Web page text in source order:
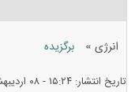
انرژی » برگزیده
تاریخ انتشار: ۱۵:۲۴ - ۰۸ ارديبهشت ۱۴۰۵